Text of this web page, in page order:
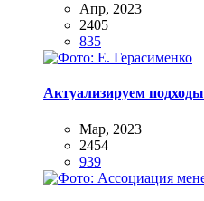
Апр, 2023
2405
835
Актуализируем подходы
Мар, 2023
2454
939